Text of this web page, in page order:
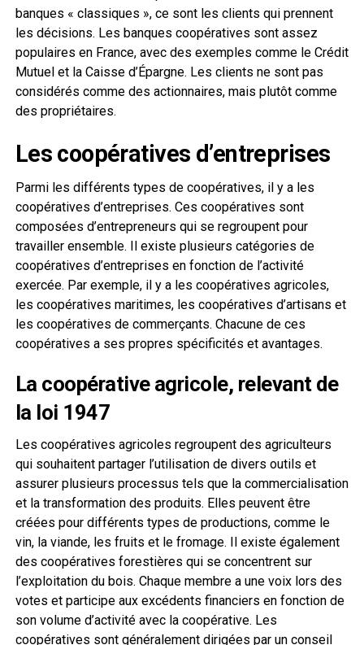
banques « classiques », ce sont les clients qui prennent
les décisions. Les banques coopératives sont assez
populaires en France, avec des exemples comme le Crédit
Mutuel et la Caisse d’Épargne. Les clients ne sont pas
considérés comme des actionnaires, mais plutôt comme
des propriétaires.
Les coopératives d’entreprises
Parmi les différents types de coopératives, il y a les
coopératives d’entreprises. Ces coopératives sont
composées d’entrepreneurs qui se regroupent pour
travailler ensemble. Il existe plusieurs catégories de
coopératives d’entreprises en fonction de l’activité
exercée. Par exemple, il y a les coopératives agricoles,
les coopératives maritimes, les coopératives d’artisans et
les coopératives de commerçants. Chacune de ces
coopératives a ses propres spécificités et avantages.
La coopérative agricole, relevant de
la loi 1947
Les coopératives agricoles regroupent des agriculteurs
qui souhaitent partager l’utilisation de divers outils et
assurer plusieurs processus tels que la commercialisation
et la transformation des produits. Elles peuvent être
créées pour différents types de productions, comme le
vin, la viande, les fruits et le fromage. Il existe également
des coopératives forestières qui se concentrent sur
l’exploitation du bois. Chaque membre a une voix lors des
votes et participe aux excédents financiers en fonction de
son volume d’activité avec la coopérative. Les
coopératives sont généralement dirigées par un conseil